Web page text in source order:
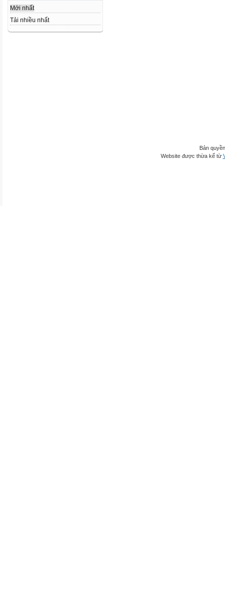
Mới nhất
Tải nhiều nhất
Bản
Website được thừa kế từ